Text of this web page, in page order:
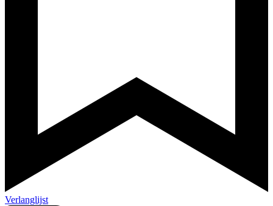
Verlanglijst